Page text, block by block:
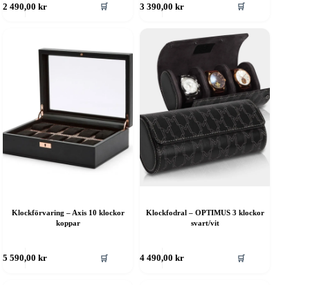
2 490,00kr 🛒 3 390,00kr 🛒
Klockförvaring – Axis 10 klockor
koppar
5 590,00kr 🛒
Klockfodral – OPTIMUS 3 klockor
svart/vit
4 490,00kr 🛒